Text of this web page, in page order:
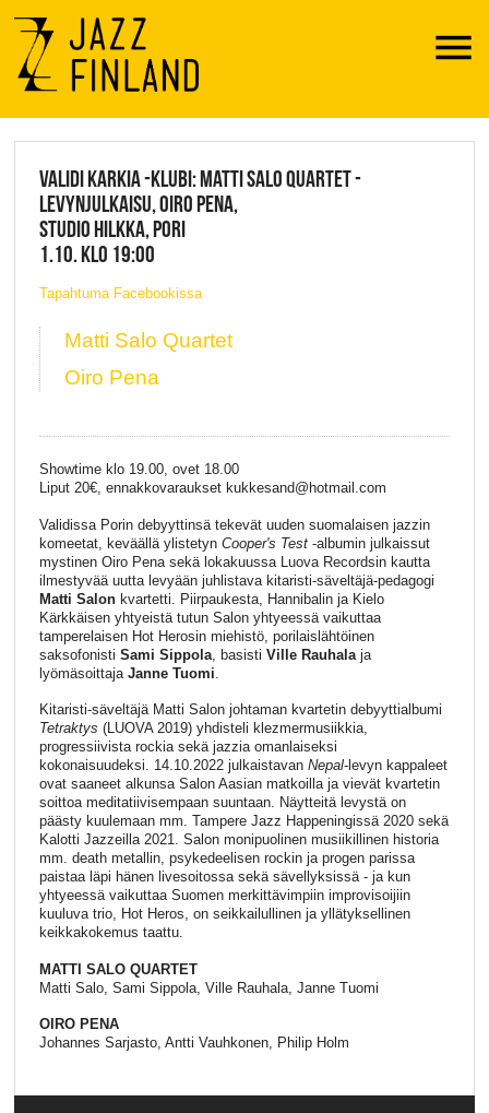
Menu
JAZZ FINLAND LIVE
VALIDI KARKIA -KLUBI: MATTI SALO QUARTET -
LEVYNJULKAISU, OIRO PENA,
STUDIO HILKKA, PORI
1.10. KLO 19:00
Tapahtuma Facebookissa
Matti Salo Quartet
Oiro Pena
Showtime klo 19.00, ovet 18.00
Liput 20€, ennakkovaraukset kukkesand@hotmail.com
Validissa Porin debyyttinsä tekevät uuden suomalaisen jazzin
komeetat, keväällä ylistetyn Cooper's Test-albumin julkaissut
mystinen Oiro Pena sekä lokakuussa Luova Recordsin kautta
ilmestyvää uutta levyään juhlistava kitaristi-säveltäjä-pedagogi
Matti Salonkvartetti. Piirpaukesta, Hannibalin ja Kielo
Kärkkäisen yhtyeistä tutun Salon yhtyeessä vaikuttaa
tamperelaisen Hot Herosin miehistö, porilaislähtöinen
saksofonisti Sami Sippola, basisti Ville Rauhalaja
lyömäsoittaja Janne Tuomi
Kitaristi-säveltäjä Matti Salon johtaman kvartetin debyyttialbumi
Tetraktys (LUOVA 2019) yhdisteli klezmermusiikkia,
progressiivista rockia sekä jazzia omanlaiseksi
kokonaisuudeksi. 14.10.2022 julkaistavan Nepal-levyn kappaleet
ovat saaneet alkunsa Salon Aasian matkoilla ja vievät kvartetin
soittoa meditatiivisempaan suuntaan. Näytteitä levystä on
päästy kuulemaan mm. Tampere Jazz Happeningissä 2020 sekä
Kalotti Jazzeilla 2021. Salon monipuolinen musiikillinen historia
mm. death metallin, psykedeelisen rockin ja progen parissa
paistaa läpi hänen livesoitossa sekä sävellyksissä - ja kun
yhtyeessä vaikuttaa Suomen merkittävimpiin improvisoijiin
kuuluva trio, Hot Heros, on seikkailullinen ja yllätyksellinen
keikkakokemus taattu.
MATTI SALO QUARTET
Matti Salo, Sami Sippola, Ville Rauhala, Janne Tuomi
OIRO PENA
Johannes Sarjasto, Antti Vauhkonen, Philip Holm